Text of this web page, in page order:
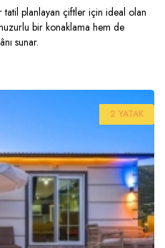
planlayan çiftler için ideal olan
bir konaklama hem de
sunar.
2 YATAK